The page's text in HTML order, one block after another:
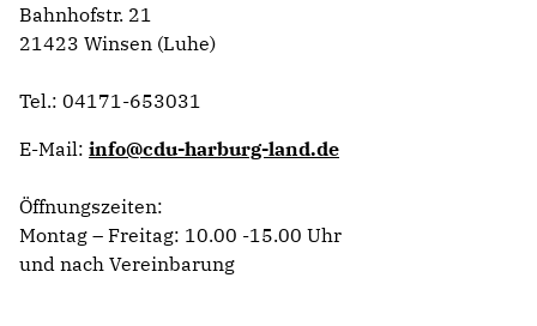
Bahnhofstr. 21
21423 Winsen (Luhe)
Tel.: 04171-653031
E-Mail: info@cdu-harburg-land.de
Öffnungszeiten:
Montag – Freitag: 10.00 -15.00 Uhr
und nach Vereinbarung